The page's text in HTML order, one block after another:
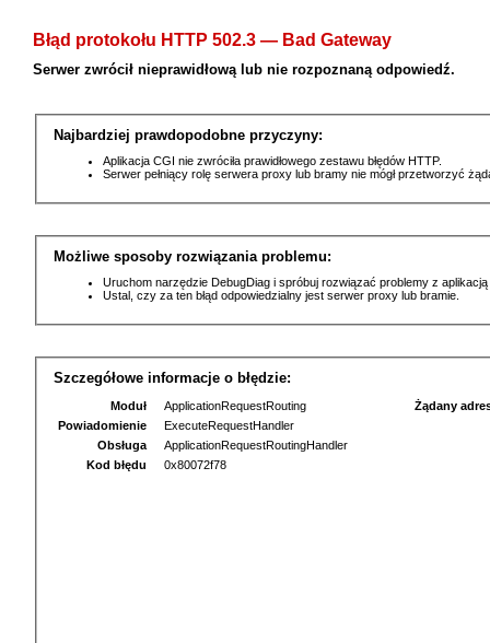
Błąd protokołu HTTP 502.3 — Bad Gateway
Serwer zwrócił nieprawidłową lub nie rozpoznaną odpowiedź.
Najbardziej prawdopodobne przyczyny:
Aplikacja CGI nie zwróciła prawidłowego zestawu błędów HTTP.
Serwer pełniący rolę serwera proxy lub bramy nie mógł przetworzyć
Możliwe sposoby rozwiązania problemu:
Uruchom narzędzie DebugDiag i spróbuj rozwiązać problemy z
Ustal, czy za ten błąd odpowiedzialny jest serwer proxy lub bramie.
Szczegółowe informacje o błędzie:
Moduł
ApplicationRequestRouting
Powiadomienie
ExecuteRequestHandler
Obsługa
ApplicationRequestRoutingHandler
Kod błędu
0x80072f78
Żądany